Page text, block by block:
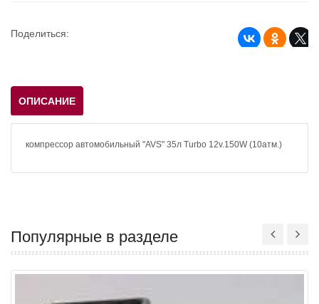
Поделиться:
ОПИСАНИЕ
компрессор автомобильный "AVS" 35л Turbo 12v.150W (10атм.)
Популярные в разделе